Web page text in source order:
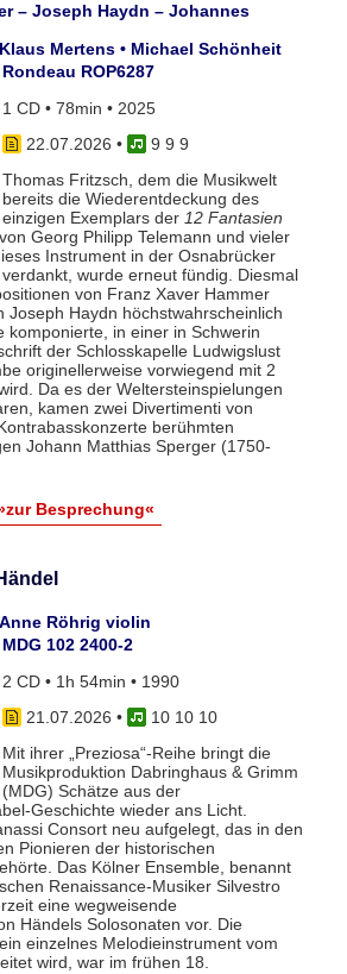
– Joseph Haydn – Johannes
Mertens • Michael Schönheit
Rondeau ROP6287
1 CD • 78min • 2025
22.07.2026 •
9 9 9
Thomas Fritzsch, dem die Musikwelt
bereits die Wiederentdeckung des
einzigen Exemplars der 12 Fantasien
Georg Philipp Telemann und vieler
Instrument in der Osnabrücker
wurde erneut fündig. Diesmal
von Franz Xaver Hammer
Joseph Haydn höchstwahrscheinlich
komponierte, in einer in Schwerin
der Schlosskapelle Ludwigslust
originellerweise vorwiegend mit 2
Da es der Weltersteinspielungen
kamen zwei Divertimenti von
berühmten
Johann Matthias Sperger (1750-
Besprechung«
Röhrig violin
MDG 102 2400-2
2 CD • 1h 54min • 1990
21.07.2026 •
10 10 10
Mit ihrer „Preziosa“-Reihe bringt die
Musikproduktion Dabringhaus & Grimm
(MDG) Schätze aus der
Geschichte wieder ans Licht.
Consort neu aufgelegt, das in den
Pionieren der historischen
Das Kölner Ensemble, benannt
Renaissance-Musiker Silvestro
eine wegweisende
Händels Solosonaten vor. Die
einzelnes Melodieinstrument vom
wird, war im frühen 18.